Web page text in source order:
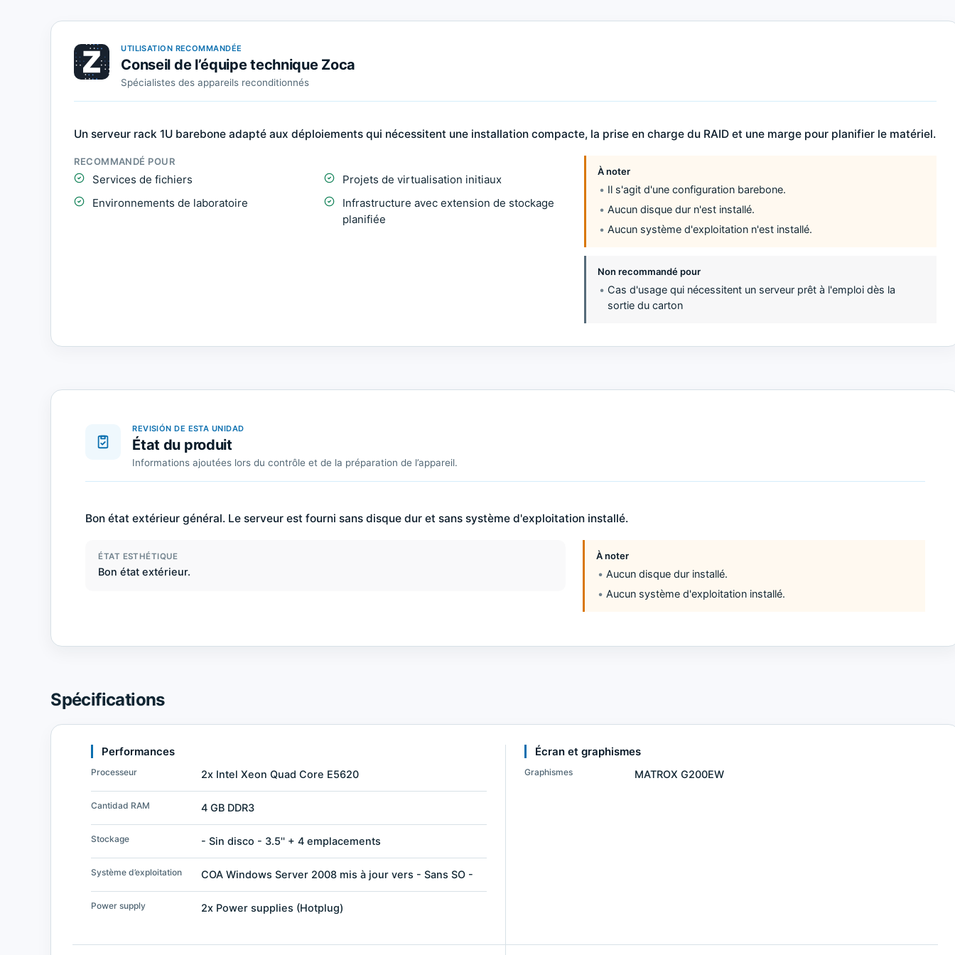
UTILISATION RECOMMANDÉE
Conseil de l’équipe technique Zoca
Spécialistes des appareils reconditionnés
Un serveur rack 1U barebone adapté aux déploiements qui nécessitent une installation compacte, la prise en charge du RAID et une marge pour planifier le matériel.
RECOMMANDÉ POUR
Services de fichiers
Projets de virtualisation initiaux
Environnements de laboratoire
Infrastructure avec extension de stockage
planifiée
À noter
Il s'agit d'une configuration barebone.
Aucun disque dur n'est installé.
Aucun système d'exploitation n'est installé.
Non recommandé pour
Cas d'usage qui nécessitent un serveur prêt à l'emploi dès la
sortie du carton
REVISIÓN DE ESTA UNIDAD
État du produit
Informations ajoutées lors du contrôle et de la préparation de l’appareil.
Bon état extérieur général. Le serveur est fourni sans disque dur et sans système d'exploitation installé.
ÉTAT ESTHÉTIQUE
Bon état extérieur.
À noter
Aucun disque dur installé.
Aucun système d'exploitation installé.
Spécifications
Performances
Processeur 2x Intel Xeon Quad Core E5620
Cantidad RAM 4 GB DDR3
Stockage - Sin disco - 3.5'' + 4 emplacements
Système d’exploitation COA Windows Server 2008 mis à jour vers - Sans SO -
Power supply 2x Power supplies (Hotplug)
Écran et graphismes
Graphismes MATROX G200EW